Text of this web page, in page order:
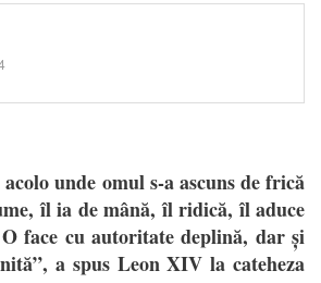
unde omul s-a ascuns de frică
îl ia de mână, îl ridică, îl aduce
face cu autoritate deplină, dar și
a spus Leon XIV la cateheza